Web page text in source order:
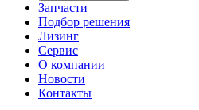
Запчасти
Подбор решения
Лизинг
Сервис
О компании
Новости
Контакты